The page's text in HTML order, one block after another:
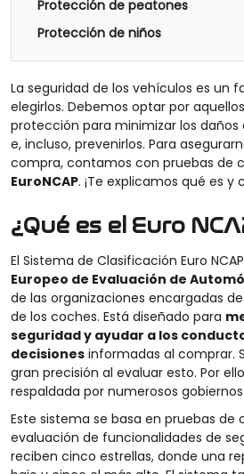
Protección de peatones
Protección de niños
La seguridad de los vehículos es un
elegirlos. Debemos optar por
protección para minimizar los
e, incluso, prevenirlos. Para
compra, contamos con pruebas de
EuroNCAP. ¡Te explicamos qué es
¿Qué es el Euro
El Sistema de Clasificación Euro
Europeo de Evaluación de
de las organizaciones encargadas
de los coches. Está diseñado para
seguridad y ayudar a los
decisiones informadas al comprar.
gran precisión al evaluar esto. Por
respaldada por numerosos
Este sistema se basa en pruebas de
evaluación de funcionalidades de
reciben cinco estrellas, donde una